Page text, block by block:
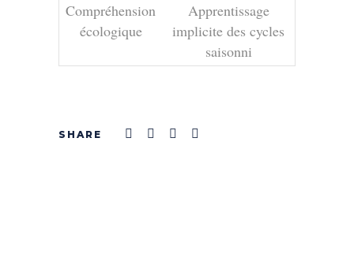
Compréhension
écologique
Apprentissage
implicite des cycles
saisonni